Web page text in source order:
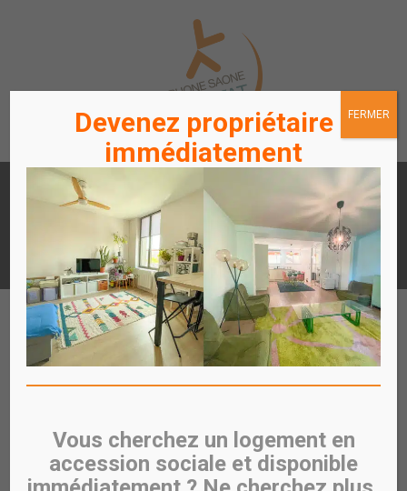
ACHETER
UN APPARTEMENT
UN APPARTEMENT /
STATIONNEMENT
ACCÈS
LOCATAIRES / PROPRIÉTAIRES
ACCÈS
COPROPRIÉTAIRES
le
menu
prix RHONE SAONE HABITAT
8 septembre 2014
Devenez propriétaire
immédiatement
Vous cherchez un logement en
accession sociale et disponible
FERMER